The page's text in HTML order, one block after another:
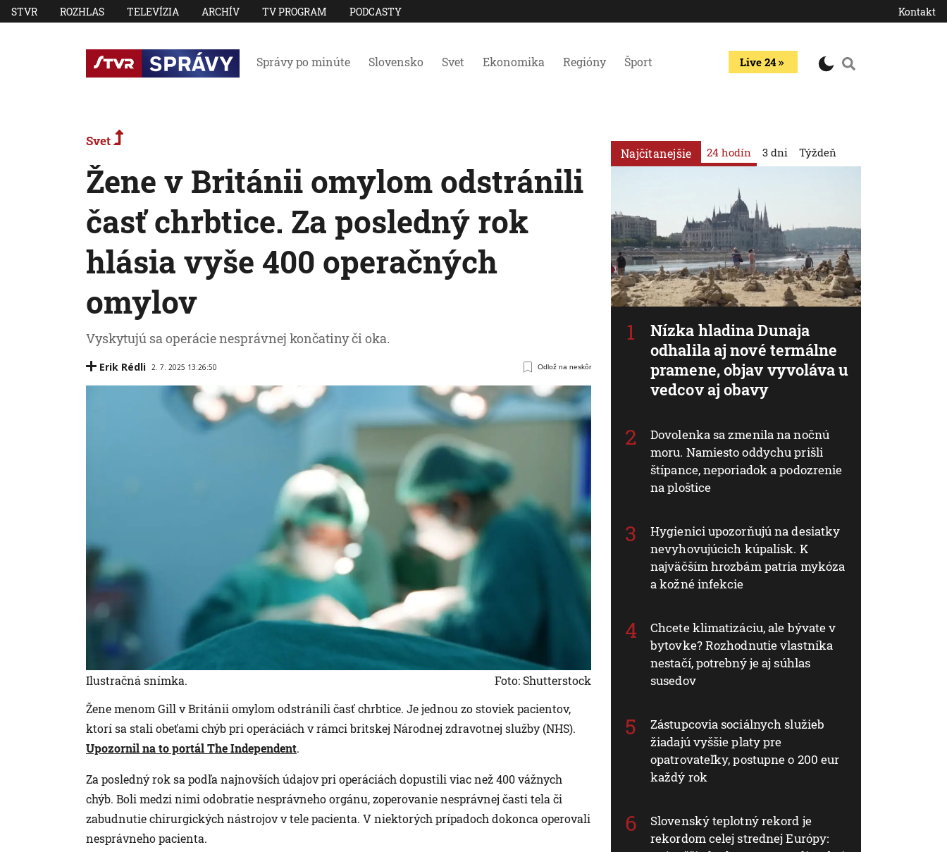
STVR ROZHLAS TELEVÍZIA ARCHÍV TV PROGRAM PODCASTY Kontakt
Správy po minúte Slovensko Svet Ekonomika Regióny Šport Live 24
Svet
Žene v Británii omylom odstránili
časť chrbtice. Za posledný rok
hlásia vyše 400 operačných
omylov
Vyskytujú sa operácie nesprávnej končatiny či oka.
Erik Rédli 2. 7. 2025 13:26:50 Odlož na neskôr
Ilustračná snímka.
Foto: Shutterstock
Žene menom Gill v Británii omylom odstránili časť chrbtice. Je jednou zo stoviek pacientov,
ktorí sa stali obeťami chýb pri operáciách v rámci britskej Národnej zdravotnej služby (NHS).
Upozornil na to portál The Independent.
Za posledný rok sa podľa najnovších údajov pri operáciách dopustili viac než 400 vážnych
chýb. Boli medzi nimi odobratie nesprávneho orgánu, zoperovanie nesprávnej časti tela či
zabudnutie chirurgických nástrojov v tele pacienta. V niektorých prípadoch dokonca operovali
nesprávneho pacienta.
Najčítanejšie 24 hodín
Nízka hladina Dunaja
odhalila aj nové termálne
pramene, objav vyvoláva u
vedcov aj obavy
Dovolenka sa zmenila na nočnú
moru. Namiesto oddychu prišli
štípance, neporiadok a podozrenie
na ploštice
Hygienici upozorňujú na desiatky
nevyhovujúcich kúpalísk. K
najväčším hrozbám patria mykóza
a kožné infekcie
Chcete klimatizáciu, ale bývate v
bytovke? Rozhodnutie vlastníka
nestačí, potrebný je aj súhlas
susedov
Zástupcovia sociálnych služieb
žiadajú vyššie platy pre
opatrovateľky, postupne o 200 eur
každý rok
Slovenský teplotný rekord je
rekordom celej strednej Európy:
3 dni Týždeň